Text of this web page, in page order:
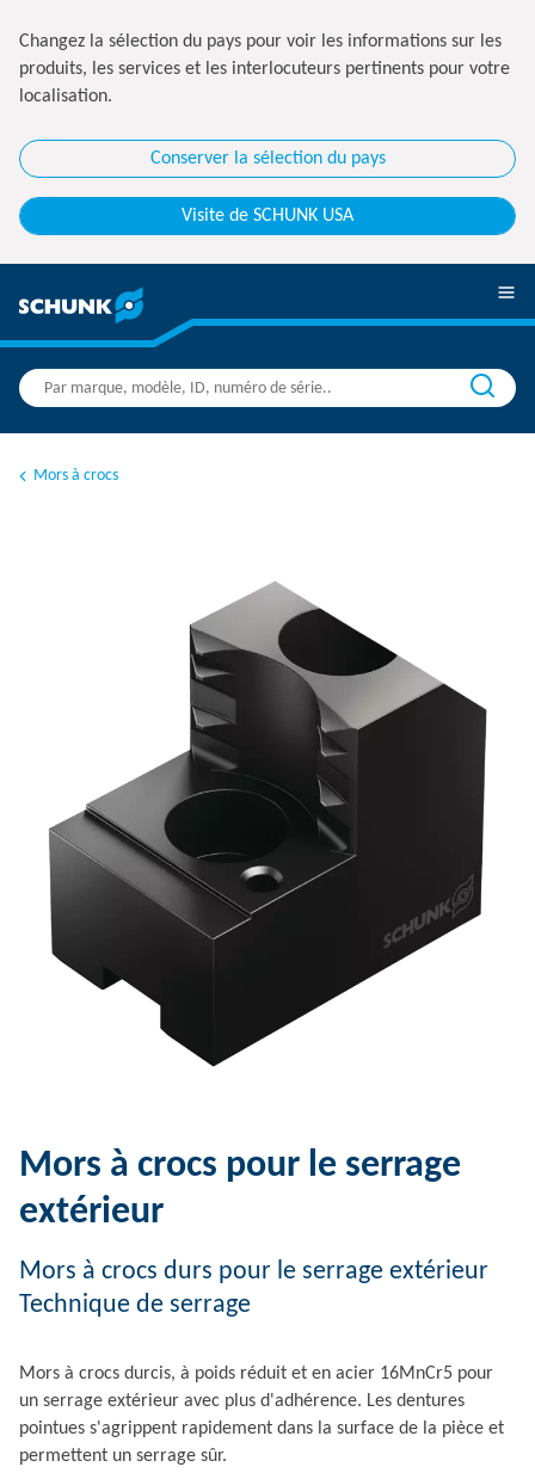
Changez la sélection du pays pour voir les informations sur les
produits, les services et les interlocuteurs pertinents pour votre
localisation.
Conserver la sélection du pays
Visite de SCHUNK USA
Mors à crocs
Mors à crocs pour le serrage
extérieur
Mors à crocs durs pour le serrage extérieur
Technique de serrage
Mors à crocs durcis, à poids réduit et en acier 16MnCr5 pour
un serrage extérieur avec plus d'adhérence. Les dentures
pointues s'agrippent rapidement dans la surface de la pièce et
permettent un serrage sûr.